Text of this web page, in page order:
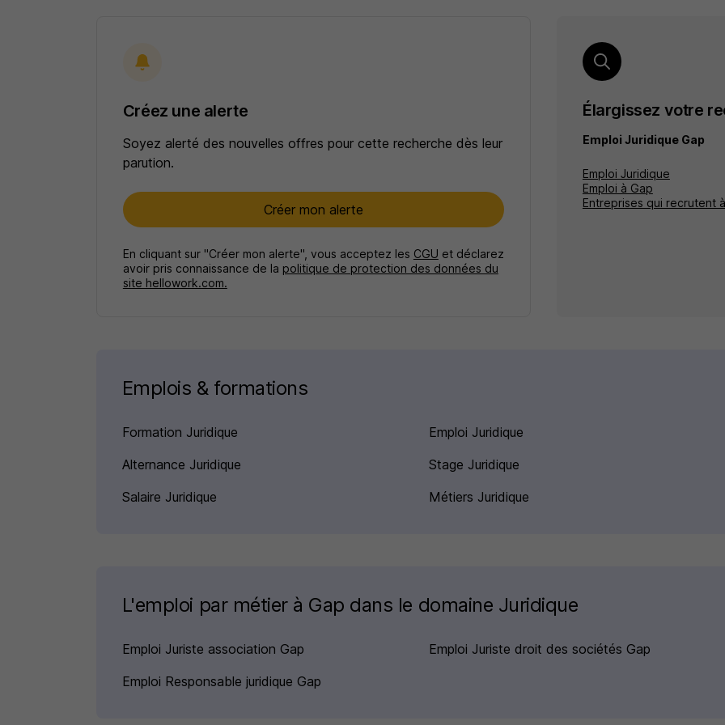
Créez une alerte
Soyez alerté des nouvelles offres pour cette recherche dès leur
parution.
Créer mon alerte
En cliquant sur "Créer mon alerte", vous acceptez les CGU et déclarez
avoir pris connaissance de la politique de protection des données du
site hellowork.com.
Élargissez votre
Emploi Juridique Gap
Emploi Juridique
Emploi à Gap
Entreprises qui recrutent
Emplois & formations
Formation Juridique Emploi Juridique
Alternance Juridique
Stage Juridique
Salaire Juridique
Métiers Juridique
L'emploi par métier à Gap dans le domaine Juridique
Emploi Juriste association Gap Emploi Juriste droit des sociétés Gap
Emploi Responsable juridique Gap